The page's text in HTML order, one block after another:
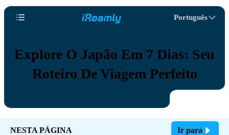
Português
Explore O Japão Em 7 Dias: Seu
Roteiro De Viagem Perfeito
NESTA PÁGINA Ir para